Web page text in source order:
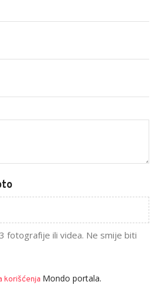
fotografije ili videa. Ne smije biti
korišćenja Mondo portala.